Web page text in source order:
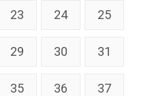
23 24 25
29 30 31
35 36 37